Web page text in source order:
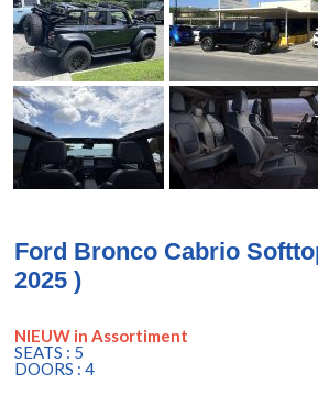
Ford Bronco Cabrio
2025 )
NIEUW in Assortiment
SEATS : 5
DOORS : 4